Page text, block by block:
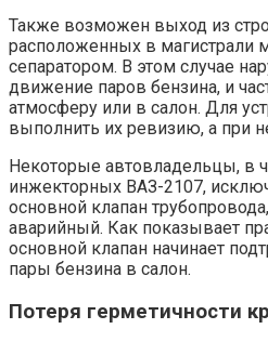
Также возможен выход из
расположенных в магистрали
сепаратором. В этом случае
движение паров бензина, и
атмосферу или в салон. Для
выполнить их ревизию, а при
Некоторые автовладельцы, в
инжекторных ВАЗ-2107,
основной клапан
аварийный. Как показывает
основной клапан начинает
пары бензина в салон.
Потеря герметичности